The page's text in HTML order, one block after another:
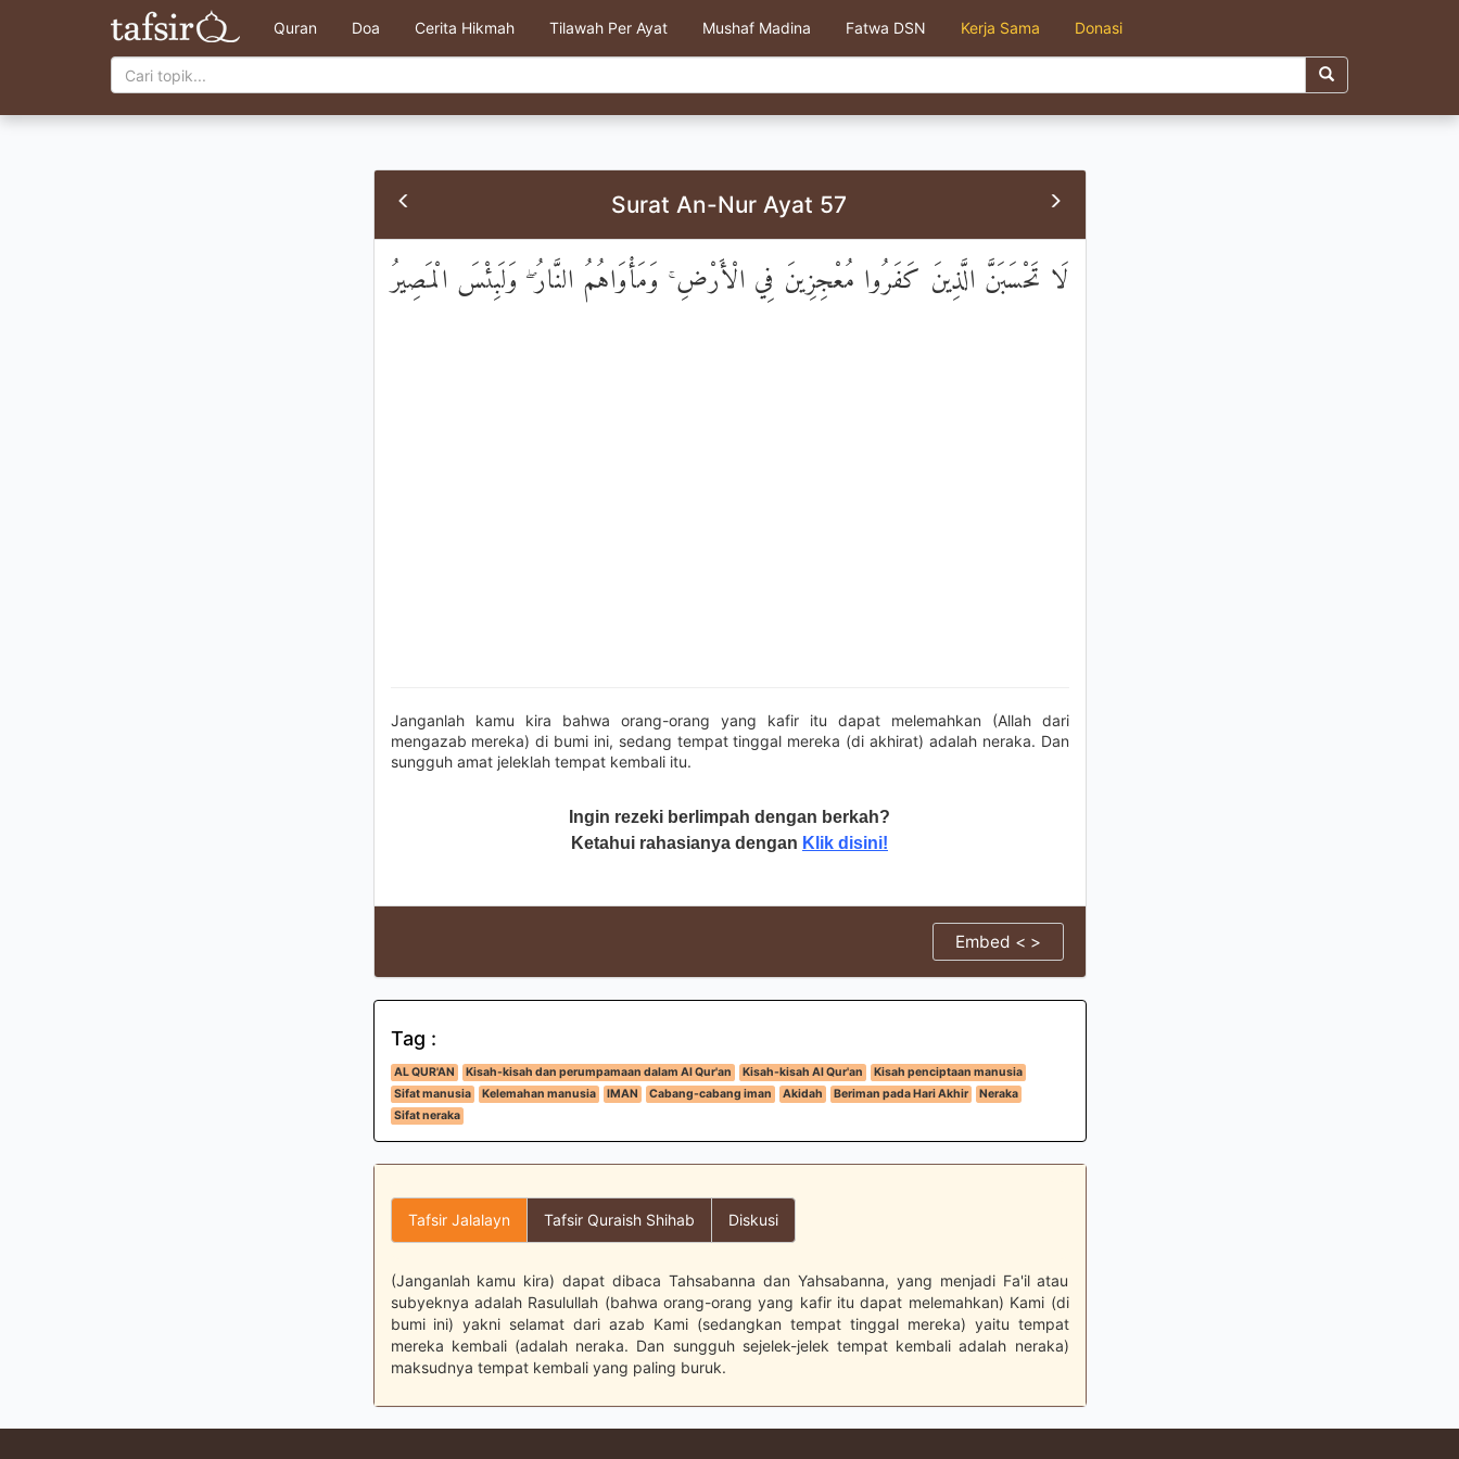
Quran Doa Cerita Hikmah Tilawah Per Ayat Mushaf Madina Fatwa DSN Kerja Sama Donasi
Surat An-Nur Ayat 57
لَا تَحْسَبَنَّ الَّذِينَ كَفَرُوا مُعْجِزِينَ فِي الْأَرْضِ ۚ وَمَأْوَاهُمُ النَّارُ ۖ وَلَبِئْسَ الْمَصِيرُ
Janganlah kamu kira bahwa orang-orang yang kafir itu dapat melemahkan (Allah dari
mengazab mereka) di bumi ini, sedang tempat tinggal mereka (di akhirat) adalah neraka. Dan
sungguh amat jeleklah tempat kembali itu.
Ingin rezeki berlimpah dengan berkah?
Ketahui rahasianya dengan Klik disini!
Embed < >
Tag :
AL QUR'AN Kisah-kisah dan perumpamaan dalam Al Qur'an Kisah-kisah Al Qur'an
Kisah penciptaan manusia
Sifat manusia
Kelemahan manusia IMAN Cabang-cabang iman Akidah Beriman pada Hari Akhir
Neraka
Sifat neraka
Tafsir Jalalayn Tafsir Quraish Shihab Diskusi
(Janganlah kamu kira) dapat dibaca Tahsabanna dan Yahsabanna, yang menjadi Fa'il atau
subyeknya adalah Rasulullah (bahwa orang-orang yang kafir itu dapat melemahkan) Kami (di
bumi ini) yakni selamat dari azab Kami (sedangkan tempat tinggal mereka) yaitu tempat
mereka kembali (adalah neraka. Dan sungguh sejelek-jelek tempat kembali adalah neraka)
maksudnya tempat kembali yang paling buruk.